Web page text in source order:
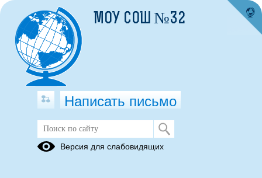
Независимая оценка качества
МОУ СОШ №32
Написать письмо
Версия для слабовидящих